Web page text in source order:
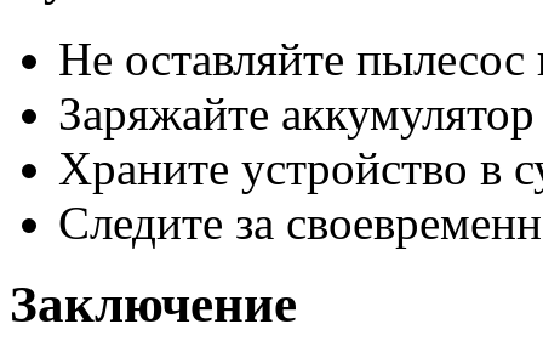
Не оставляйте
Заряжайте
Храните устройство в
Следите за
Заключение